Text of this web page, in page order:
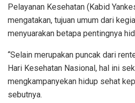
Pelayanan Kesehatan (Kabid
mengatakan, tujuan umum dari
menyuarakan betapa pentingnya
“Selain merupakan puncak dari
Hari Kesehatan Nasional, hal ini
mengkampanyekan hidup sehat
sebutnya.